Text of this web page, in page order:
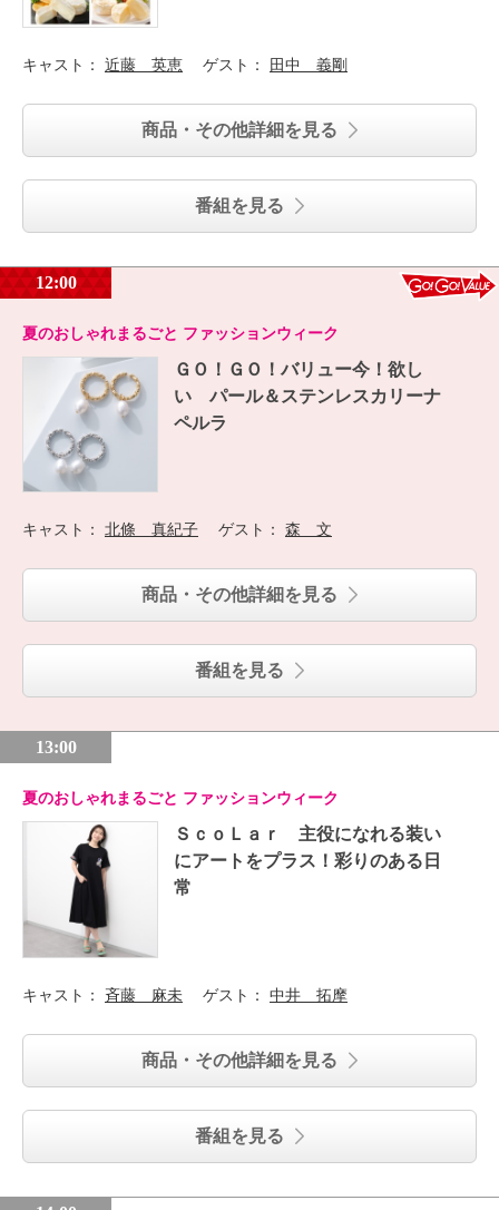
キャスト： 近藤 英恵 ゲスト： 田中 義剛
商品・その他詳細を見る
番組を見る
12:00
夏のおしゃれまるごと ファッションウィーク
ＧＯ！ＧＯ！バリュー今！欲し
い パール＆ステンレスカリーナ
ペルラ
キャスト： 北條 真紀子 ゲスト： 森 文
商品・その他詳細を見る
番組を見る
13:00
夏のおしゃれまるごと ファッションウィーク
ＳｃｏＬａｒ 主役になれる装い
にアートをプラス！彩りのある日
常
キャスト： 斉藤 麻未 ゲスト： 中井 拓摩
商品・その他詳細を見る
番組を見る